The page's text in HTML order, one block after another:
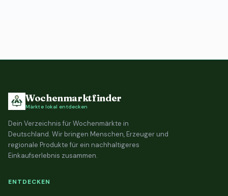
Wochenmarktfinder
Märkte lokal entdecken
Dein Verzeichnis für Wochenmärkte in
Deutschland. Wir bringen Menschen, Erzeuger und
regionale Produkte für ein nachhaltigeres
Einkaufserlebnis zusammen.
ENTDECKEN